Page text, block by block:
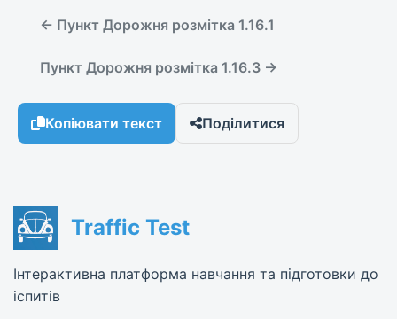
← Пункт Дорожня розмітка 1.16.1
Пункт Дорожня розмітка 1.16.3 →
Копіювати текст Поділитися
Traffic Test
Інтерактивна платформа навчання та підготовки до
іспитів